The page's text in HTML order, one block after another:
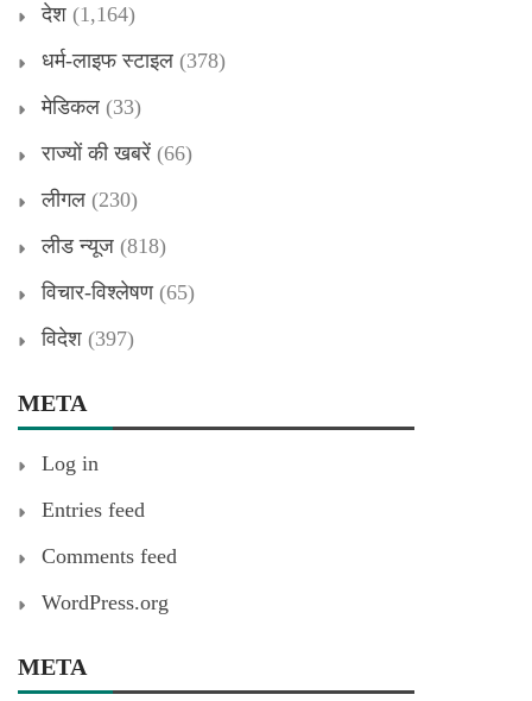
देश (1,164)
धर्म-लाइफ स्टाइल (378)
मेडिकल (33)
राज्यों की खबरें (66)
लीगल (230)
लीड न्यूज (818)
विचार-विश्लेषण(65)
विदेश (397)
META
Log in
Entries feed
Comments feed
WordPress.org
META